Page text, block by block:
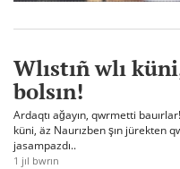
Wlıstıñ wlı
bolsın!
Ardaqtı ağayın, qwrmetti
küni, äz Naurızben şın jürekten
jasampazdı..
1 jıl bwrın